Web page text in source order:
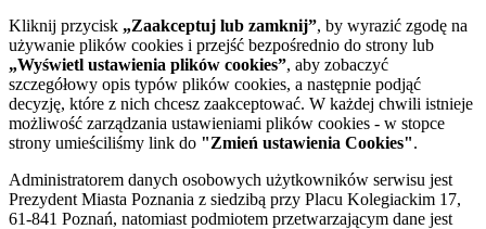
Kliknij przycisk „Zaakceptuj lub zamknij”, by wyrazić zgodę na
używanie plików cookies i przejść bezpośrednio do strony lub
„Wyświetl ustawienia plików cookies”, aby zobaczyć
szczegółowy opis typów plików cookies, a następnie podjąć
decyzję, które z nich chcesz zaakceptować. W każdej chwili istnieje
możliwość zarządzania ustawieniami plików cookies - w stopce
strony umieściliśmy link do "Zmień ustawienia Cookies".
Administratorem danych osobowych użytkowników serwisu jest
Prezydent Miasta Poznania z siedzibą przy Placu Kolegiackim 17,
61-841 Poznań, natomiast podmiotem przetwarzającym dane jest